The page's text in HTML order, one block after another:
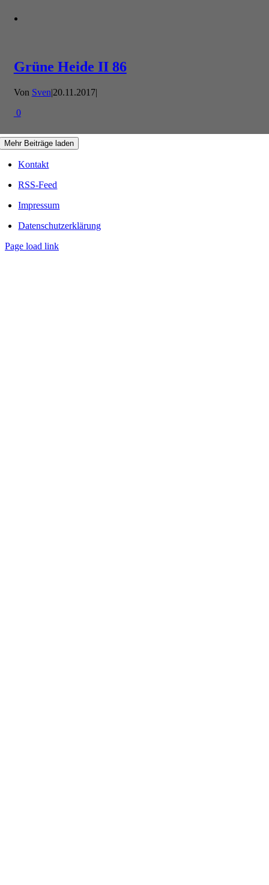
Grüne Heide II 86
Von Sven|20.11.2017|
0
Mehr Beiträge laden
Kontakt
RSS-Feed
Impressum
Datenschutzerklärung
Page load link